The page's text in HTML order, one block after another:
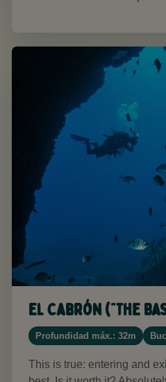
El Cabrón ("The
Profundidad máx.: 32m
This is true: entering and